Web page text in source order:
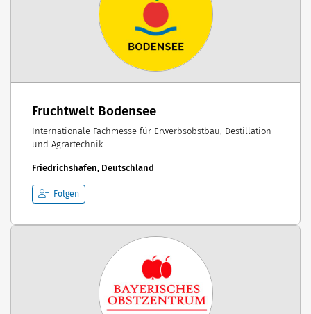
Fruchtwelt Bodensee
Internationale Fachmesse für Erwerbsobstbau, Destillation
und Agrartechnik
Friedrichshafen, Deutschland
Folgen